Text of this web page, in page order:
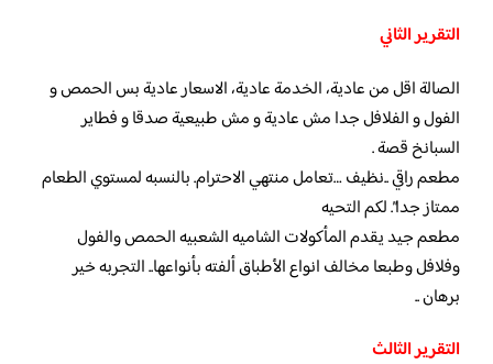
التقرير الثاني
الصالة اقل من عادية، الخدمة عادية، الاسعار عادية بس الحمص و
الفول و الفلافل جدا مش عادية و مش طبيعية صدقا و فطاير
السبانخ قصة .
مطعم راقي ..نظيف …تعامل منتهي الاحترام. بالنسبه لمستوي الطعام
ممتاز جدا”. لكم التحيه
مطعم جيد يقدم المأكولات الشاميه الشعبيه الحمص والفول
وفلافل وطبعا مخالف انواع الأطباق ألفته بأنواعها.. التجربه خير
برهان ..
التقرير الثالث